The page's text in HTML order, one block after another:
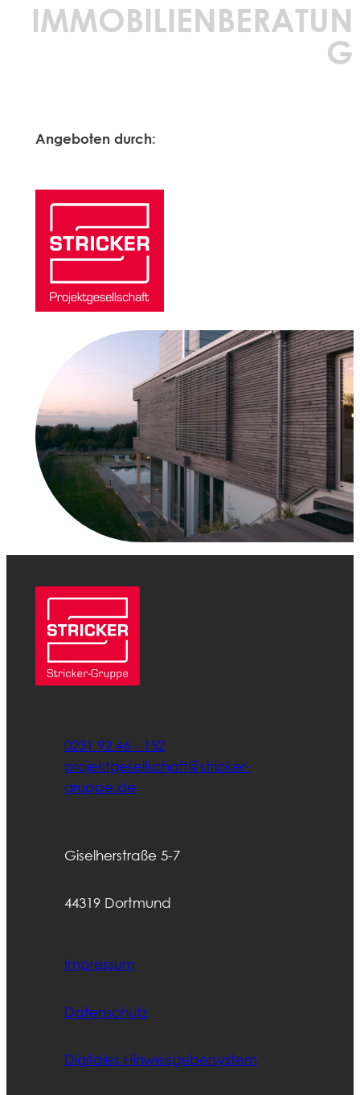
IMMOBILIENBERATUN
G
Angeboten durch:
0231 92 46 - 152
projektgesellschaft@stricker-
gruppe.de
Giselherstraße 5-7
44319 Dortmund
Impressum
Datenschutz
Digitales Hinweisgebersystem